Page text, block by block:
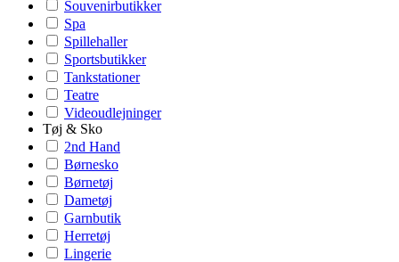
Souvenirbutikker
Spa
Spillehaller
Sportsbutikker
Tankstationer
Teatre
Videoudlejninger
Tøj & Sko
2nd Hand
Børnesko
Børnetøj
Dametøj
Garnbutik
Herretøj
Lingerie